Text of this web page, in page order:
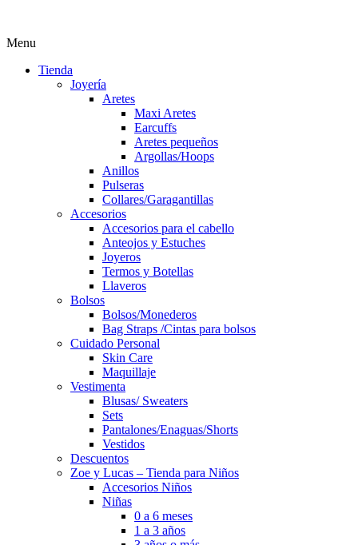
Menu
Tienda
Joyería
Aretes
Maxi Aretes
Earcuffs
Aretes pequeños
Argollas/Hoops
Anillos
Pulseras
Collares/Garagantillas
Accesorios
Accesorios para el cabello
Anteojos y Estuches
Joyeros
Termos y Botellas
Llaveros
Bolsos
Bolsos/Monederos
Bag Straps /Cintas para bolsos
Cuidado Personal
Skin Care
Maquillaje
Vestimenta
Blusas/ Sweaters
Sets
Pantalones/Enaguas/Shorts
Vestidos
Descuentos
Zoe y Lucas – Tienda para Niños
Accesorios Niños
Niñas
0 a 6 meses
1 a 3 años